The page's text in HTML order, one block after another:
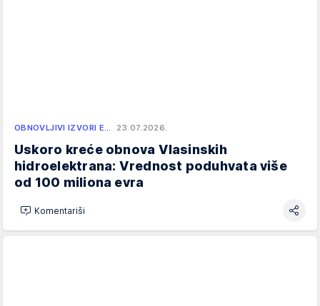
OBNOVLJIVI IZVORI E… 23.07.2026.
Uskoro kreće obnova Vlasinskih
hidroelektrana: Vrednost poduhvata više
od 100 miliona evra
Komentariši